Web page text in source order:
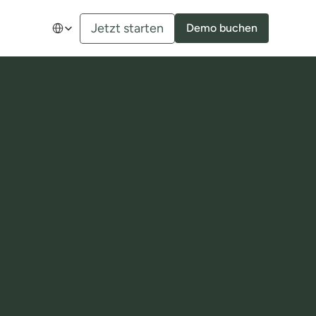
Select Language
Jetzt starten Demo buchen